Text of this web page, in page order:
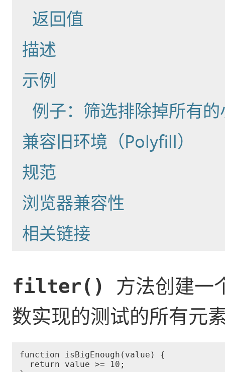
返回值
描述
示例
例子：筛选排除掉所有
兼容旧环境（Polyfill）
规范
浏览器兼容性
相关链接
filter() 方法创建一
数实现的测试的所有元
function isBigEnough(value) {
  return value >= 10;